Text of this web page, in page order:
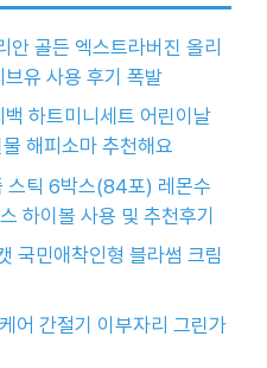
안 골든 엑스트라버진 올리
유 사용 후기 폭발
하트미니세트 어린이날
해피소마 추천해요
스틱 6박스(84포) 레몬수
하이볼 사용 및 추천후기
국민애착인형 블라썸 크림
어 간절기 이부자리 그린가